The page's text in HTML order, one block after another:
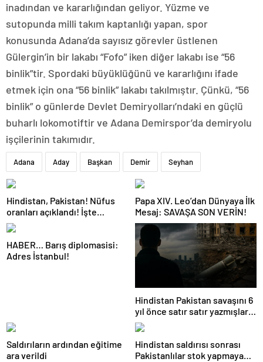
inadından ve kararlığından geliyor. Yüzme ve
sutopunda milli takım kaptanlığı yapan, spor
konusunda Adana’da sayısız görevler üstlenen
Gülergin’in bir lakabı “Fofo” iken diğer lakabı ise “56
binlik”tir. Spordaki büyüklüğünü ve kararlığını ifade
etmek için ona “56 binlik” lakabı takılmıştır. Çünkü, “56
binlik” o günlerde Devlet Demiryolları’ndaki en güçlü
buharlı lokomotiftir ve Adana Demirspor’da demiryolu
işçilerinin takımıdır.
Adana Aday Başkan Demir Seyhan
Hindistan, Pakistan! Nüfus
oranları açıklandı! İşte
Dünyanın en kalabalık ülkesi!
Dünya haritası ülkeler!
Papa XIV. Leo’dan Dünyaya İlk
Mesaj: SAVAŞA SON VERİN!
HABER… Barış diplomasisi:
Adres İstanbul!
Hindistan Pakistan savaşını 6
yıl önce satır satır yazmışlar:
‘Nükleer kış Türkiye’yi
doğrudan etkiler’
Saldırıların ardından eğitime
ara verildi
Hindistan saldırısı sonrası
Pakistanlılar stok yapmaya